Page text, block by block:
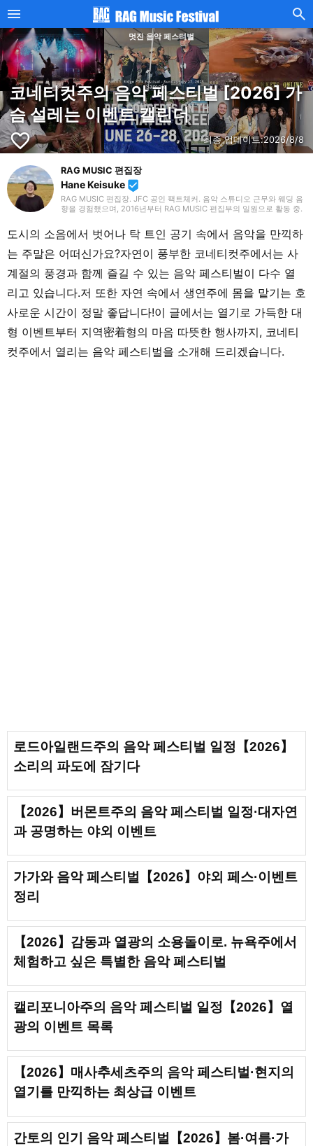
멋진 음악 페스티벌
코네티컷주의 음악 페스티벌 [2026] 가
슴 설레는 이벤트 캘린더
favorite_border 최종 업데이트:2026/8/8
RAG MUSIC 편집장
Hane Keisuke beenhere
RAG MUSIC 편집장. JFC 공인 팩트체커. 음악 스튜디오 근무와 웨딩 음
향을 경험했으며, 2016년부터 RAG MUSIC 편집부의 일원으로 활동 중.
후에는 밴드에서 드럼 등 다양한 악기를 경험. 각종 곡 소개 글을 비롯해,
각지의 음악 페스티벌 소개 기사와 라이브 리포트 등, 자신의 음악 활동
과 지금까지의 업무로 쌓아 온 경험을 바탕으로 매일 기사를 제작하고 있
습니다. 음악은 국내외 록은 물론, 최근에는 J-POP도 폭넓게 즐겨 듣습
니다.
도시의 소음에서 벗어나 탁 트인 공기 속에서 음악을 만끽하
는 주말은 어떠신가요?자연이 풍부한 코네티컷주에서는 사
계절의 풍경과 함께 즐길 수 있는 음악 페스티벌이 다수 열
리고 있습니다.저 또한 자연 속에서 생연주에 몸을 맡기는 호
사로운 시간이 정말 좋답니다!이 글에서는 열기로 가득한 대
형 이벤트부터 지역密着형의 마음 따뜻한 행사까지, 코네티
컷주에서 열리는 음악 페스티벌을 소개해 드리겠습니다.
로드아일랜드주의 음악 페스티벌 일정【2026】
소리의 파도에 잠기다
【2026】버몬트주의 음악 페스티벌 일정·대자연
과 공명하는 야외 이벤트
가가와 음악 페스티벌【2026】야외 페스·이벤트
정리
【2026】감동과 열광의 소용돌이로. 뉴욕주에서
체험하고 싶은 특별한 음악 페스티벌
캘리포니아주의 음악 페스티벌 일정【2026】열
광의 이벤트 목록
【2026】매사추세츠주의 음악 페스티벌·현지의
열기를 만끽하는 최상급 이벤트
간토의 인기 음악 페스티벌【2026】봄·여름·가